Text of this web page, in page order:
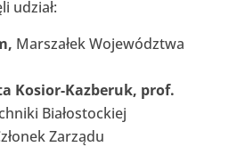
udział:
Marszałek Województwa
Kosior-Kazberuk, prof.
Białostockiej
Zarządu